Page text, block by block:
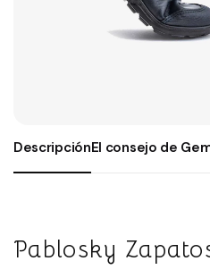
DescripciónEl consejo de
Pablosky